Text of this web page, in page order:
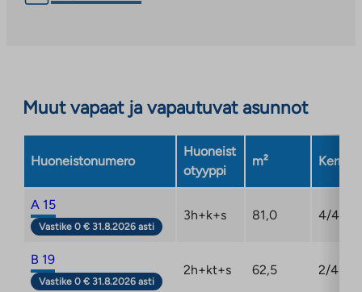
Muut vapaat ja vapautuvat asunnot
Huoneistonumero
Huoneist
otyyppi
m² Kerros
A 15
Vastike 0 € 31.8.2026 asti
3h+k+s 81,0 4/4
B 19
Vastike 0 € 31.8.2026 asti
2h+kt+s 62,5 2/4